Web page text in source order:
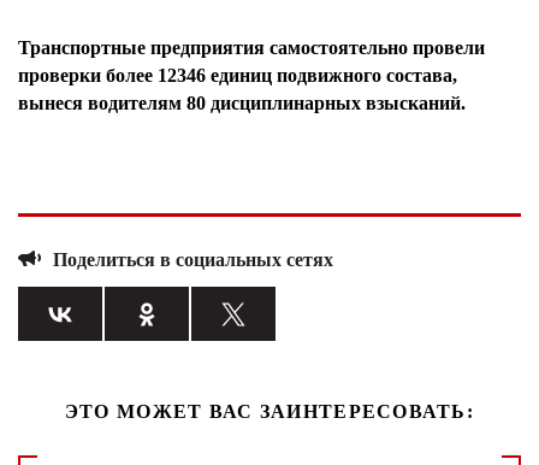
Транспортные предприятия самостоятельно провели
проверки более 12346 единиц подвижного состава,
вынеся водителям 80 дисциплинарных взысканий.
Поделиться в социальных сетях
ЭТО МОЖЕТ ВАС ЗАИНТЕРЕСОВАТЬ: